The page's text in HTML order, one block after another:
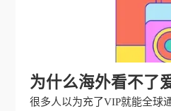
为什么海外看不了
很多人以为充了VIP就能全球